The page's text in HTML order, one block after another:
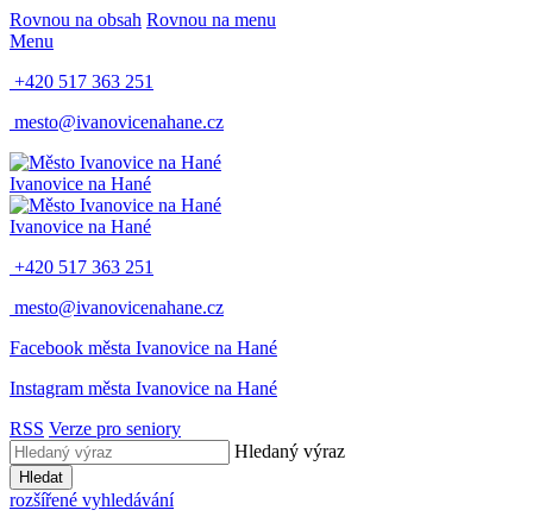
Rovnou na obsah Rovnou na menu
Menu
+420 517 363 251
mesto@ivanovicenahane.cz
Ivanovice na Hané
Ivanovice na Hané
+420 517 363 251
mesto@ivanovicenahane.cz
Facebook města Ivanovice na Hané
Instagram města Ivanovice na Hané
RSS Verze pro seniory
Hledaný výraz
Hledat
rozšířené vyhledávání